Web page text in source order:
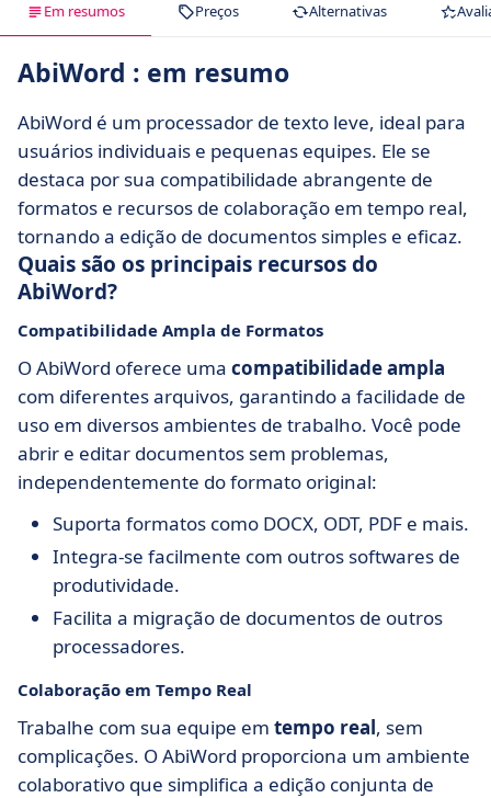
Em resumos Preços Alternativas
AbiWord : em resumo
AbiWord é um processador de texto leve, ideal para
usuários individuais e pequenas equipes. Ele se
destaca por sua compatibilidade abrangente de
formatos e recursos de colaboração em tempo real,
tornando a edição de documentos simples e eficaz.
Quais são os principais recursos do
AbiWord?
Compatibilidade Ampla de Formatos
O AbiWord oferece uma compatibilidade ampla
com diferentes arquivos, garantindo a facilidade de
uso em diversos ambientes de trabalho. Você pode
abrir e editar documentos sem problemas,
independentemente do formato original:
Suporta formatos como DOCX, ODT, PDF e mais.
Integra-se facilmente com outros softwares de
produtividade.
Facilita a migração de documentos de outros
processadores.
Colaboração em Tempo Real
Trabalhe com sua equipe em tempo real, sem
complicações. O AbiWord proporciona um ambiente
colaborativo que simplifica a edição conjunta de